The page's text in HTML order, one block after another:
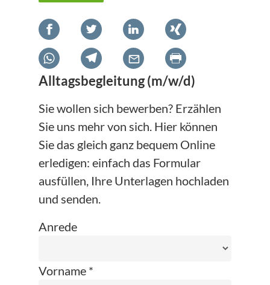
Alltagsbegleitung (m/w/d)
Sie wollen sich bewerben? Erzählen
Sie uns mehr von sich. Hier können
Sie das gleich ganz bequem Online
erledigen: einfach das Formular
ausfüllen, Ihre Unterlagen hochladen
und senden.
Anrede
Vorname *